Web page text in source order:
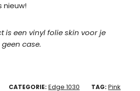
nieuw!
is een vinyl folie skin voor je
case.
CATEGORIE: Edge 1030 TAG: Pink